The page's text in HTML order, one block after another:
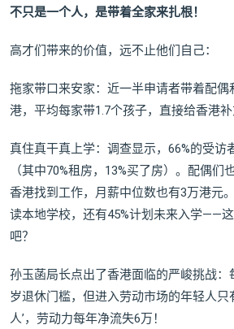
不只是一个人，是带着全家来扎根！
高才们带来的价值，远不止他们自己：
拖家带口来安家：近一半申请者带着配偶
港，平均每家带1.7个孩子，直接给香港补
真住真干真上学：调查显示，66%的受访
（其中70%租房，13%买了房）。配偶们
香港找到工作，月薪中位数也有3万港元
读本地学校，还有45%计划未来入学——
吧？
孙玉菡局长点出了香港面临的严峻挑战：
岁退休门槛，但进入劳动市场的年轻人只
人’，劳动力每年净流失6万！